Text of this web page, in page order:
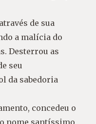
de sua
a malícia do
Desterrou as
seu
da sabedoria
concedeu o
nome santíssimo